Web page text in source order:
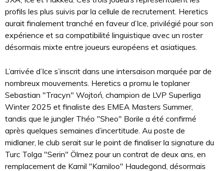
profils les plus suivis par la cellule de recrutement. Heretics
aurait finalement tranché en faveur d’Ice, privilégié pour son
expérience et sa compatibilité linguistique avec un roster
désormais mixte entre joueurs européens et asiatiques.
L’arrivée d’Ice s’inscrit dans une intersaison marquée par de
nombreux mouvements. Heretics a promu le toplaner
Sebastian "Tracyn" Wojtoń, champion de LVP Superliga
Winter 2025 et finaliste des EMEA Masters Summer,
tandis que le jungler Théo "Sheo" Borile a été confirmé
après quelques semaines d’incertitude. Au poste de
midlaner, le club serait sur le point de finaliser la signature du
Turc Tolga "Serin" Ölmez pour un contrat de deux ans, en
remplacement de Kamil "Kamiloo" Haudegond, désormais